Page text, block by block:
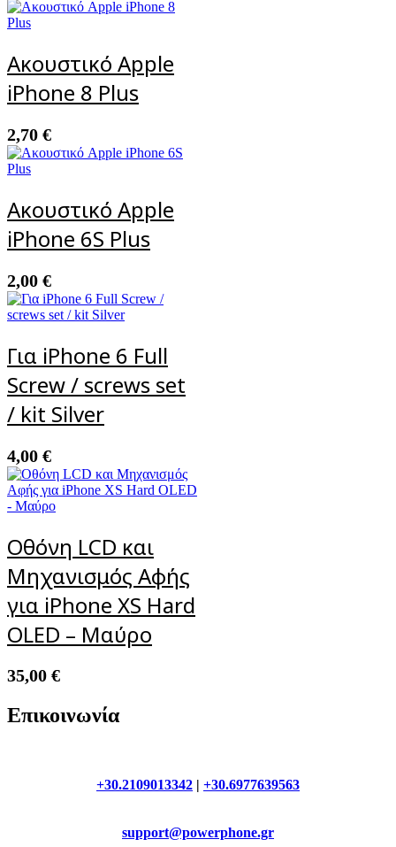
Ακουστικό Apple
iPhone 8 Plus
2,70 €
Ακουστικό Apple
iPhone 6S Plus
2,00 €
Για iPhone 6 Full
Screw / screws set
/ kit Silver
4,00 €
Οθόνη LCD και
Μηχανισμός Αφής
για iPhone XS Hard
OLED – Μαύρο
35,00 €
Επικοινωνία
+30.2109013342 | +30.6977639563
support@powerphone.gr